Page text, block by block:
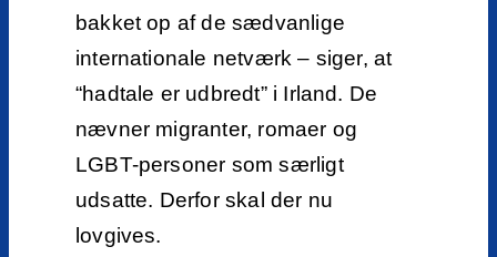
bakket op af de sædvanlige
internationale netværk – siger, at
“hadtale er udbredt” i Irland. De
nævner migranter, romaer og
LGBT-personer som særligt
udsatte. Derfor skal der nu
lovgives.